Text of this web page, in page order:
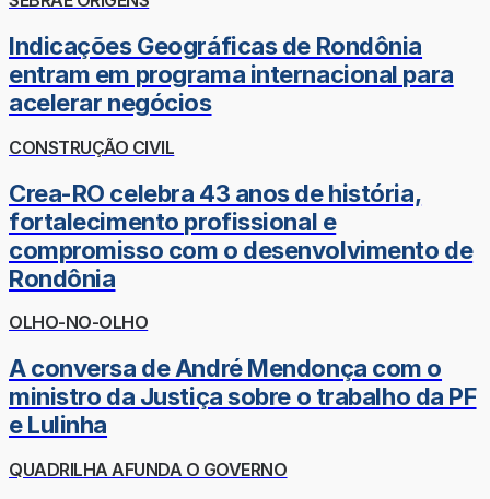
Indicações Geográficas de Rondônia
entram em programa internacional para
acelerar negócios
CONSTRUÇÃO CIVIL
Crea-RO celebra 43 anos de história,
fortalecimento profissional e
compromisso com o desenvolvimento de
Rondônia
OLHO-NO-OLHO
A conversa de André Mendonça com o
ministro da Justiça sobre o trabalho da PF
e Lulinha
QUADRILHA AFUNDA O GOVERNO